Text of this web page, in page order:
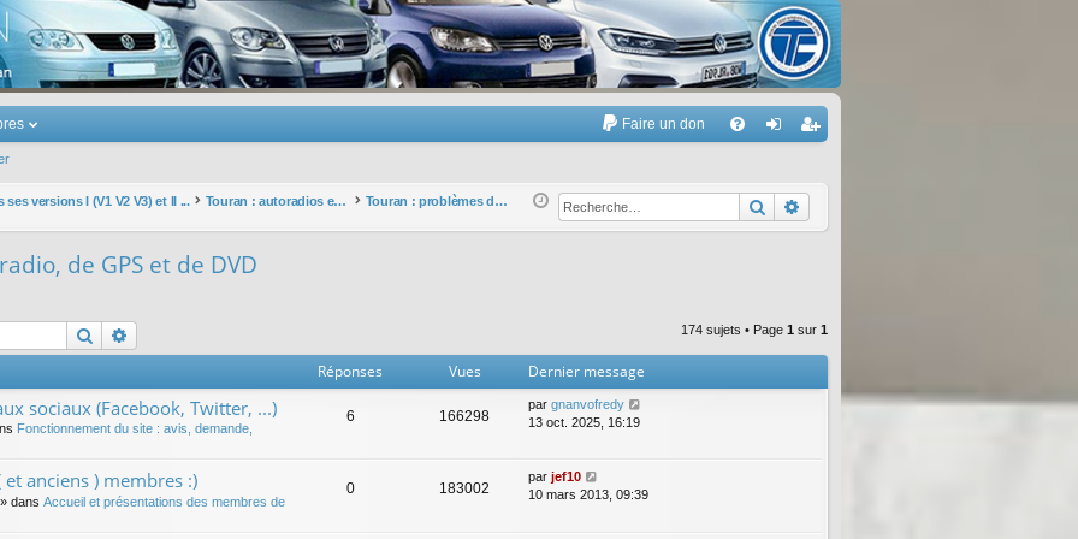
Touran
Faire un don
Q ne
xi
nr
eg
r
versions I (V1 V2 V3) et II ... Touran : autoradios et GPS Touran : problèmes d'autoradio, de GPS et de DVD Rechercher
de GPS et de DVD
Rechercher 174 sujets • Page 1 sur 1
Réponses Vues Dernier message
sociaux (Facebook, Twitter, ...)
Fonctionnement du site : avis, demande,
6 166298
par gnanvofredy
13 oct. 2025, 16:19
anciens ) membres :)
» dans Accueil et présentations des membres de
0 183002
par jef10
10 mars 2013, 09:39